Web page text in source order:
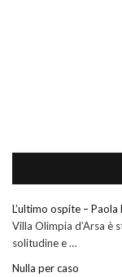
L’ultimo ospite –
Villa Olimpia d’Arsa è
solitudine e …
Nulla per caso